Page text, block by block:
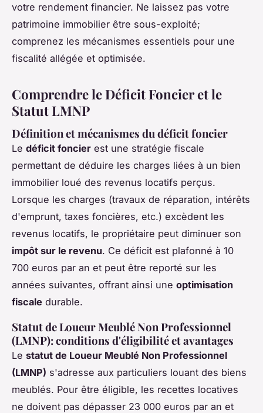
votre rendement financier. Ne laissez pas votre
patrimoine immobilier être sous-exploité;
comprenez les mécanismes essentiels pour une
fiscalité allégée et optimisée.
Comprendre le Déficit Foncier et le
Statut LMNP
Définition et mécanismes du déficit foncier
Le déficit foncier est une stratégie fiscale
permettant de déduire les charges liées à un bien
immobilier loué des revenus locatifs perçus.
Lorsque les charges (travaux de réparation, intérêts
d'emprunt, taxes foncières, etc.) excèdent les
revenus locatifs, le propriétaire peut diminuer son
impôt sur le revenu. Ce déficit est plafonné à 10
700 euros par an et peut être reporté sur les
années suivantes, offrant ainsi une optimisation
fiscale durable.
Statut de Loueur Meublé Non Professionnel
(LMNP): conditions d'éligibilité et avantages
Le statut de Loueur Meublé Non Professionnel
(LMNP) s'adresse aux particuliers louant des biens
meublés. Pour être éligible, les recettes locatives
ne doivent pas dépasser 23 000 euros par an et